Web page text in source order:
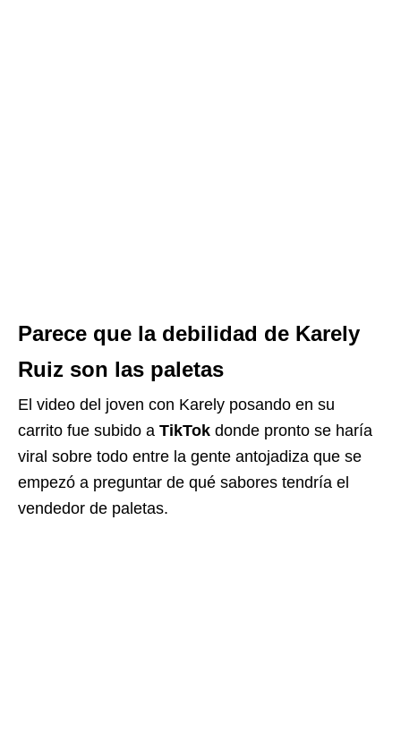
Parece que la debilidad de Karely
Ruiz son las paletas
El video del joven con Karely posando en su
carrito fue subido a TikTok donde pronto se haría
viral sobre todo entre la gente antojadiza que se
empezó a preguntar de qué sabores tendría el
vendedor de paletas.